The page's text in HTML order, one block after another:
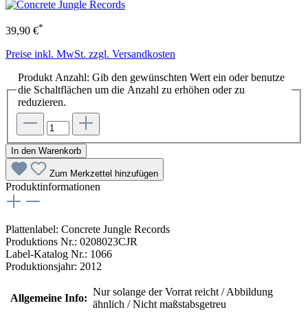
39,90 €*
Preise inkl. MwSt. zzgl. Versandkosten
Produkt Anzahl: Gib den gewünschten Wert ein oder benutze
die Schaltflächen um die Anzahl zu erhöhen oder zu
reduzieren.
In den Warenkorb
Zum Merkzettel hinzufügen
Produktinformationen
Plattenlabel: Concrete Jungle Records
Produktions Nr.: 0208023CJR
Label-Katalog Nr.: 1066
Produktionsjahr: 2012
Allgemeine Info:
Nur solange der Vorrat reicht / Abbildung
ähnlich / Nicht maßstabsgetreu